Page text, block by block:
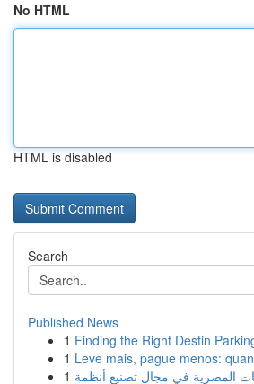
No HTML
HTML is disabled
Search
Published News
1 Finding the Right Destin
1 Leve mais, pague menos:
1